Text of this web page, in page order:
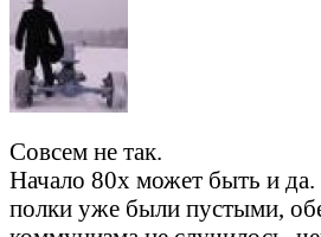
Совсем не так.
Начало 80х может быть и
полки уже были пустыми,